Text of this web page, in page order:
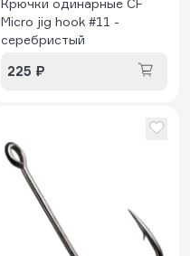
Micro jig hook #11 -
серебристый
225 ₽